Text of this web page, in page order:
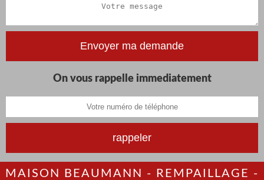
On vous rappelle immediatement
MAISON BEAUMANN - REMPAILLAGE -